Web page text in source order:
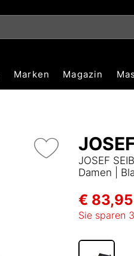
Marken Magazin
JOSEF
Damen |
€ 83,95
Sie sparen